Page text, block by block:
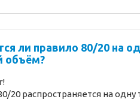
ли правило 80/20 на
объём?
20 распространяется на